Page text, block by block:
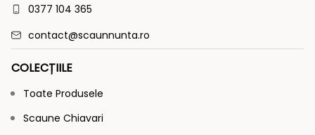
0377 104 365
contact@scaunnunta.ro
COLECȚIILE
Toate Produsele
Scaune Chiavari